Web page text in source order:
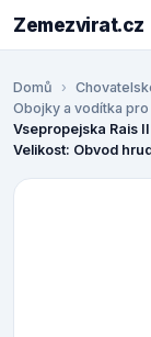
Zemezvirat.cz
Domů
Obojky a vodítka
Vsepropejska Rais
Velikost: Obvod